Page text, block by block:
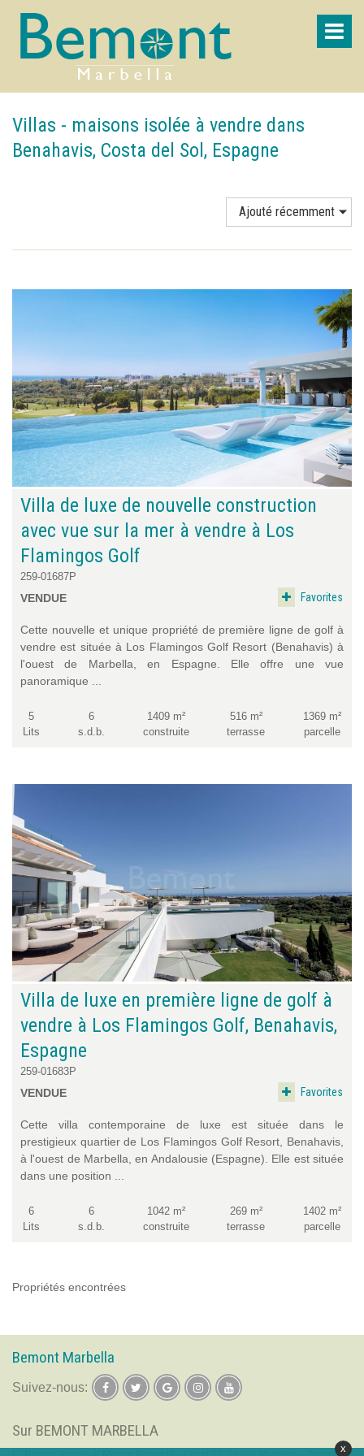
Villas - maisons isolée à vendre dans
Benahavis, Costa del Sol, Espagne
Ajouté récemment
Villa de luxe de nouvelle construction
avec vue sur la mer à vendre à Los
Flamingos Golf
259-01687P
VENDUE Favorites
Cette nouvelle et unique propriété de première ligne de golf à
vendre est située à Los Flamingos Golf Resort (Benahavis) à
l'ouest de Marbella, en Espagne. Elle offre une vue
panoramique ...
5
Lits
6
s.d.b.
1409 m²
construite
516 m²
terrasse
1369 m²
parcelle
Villa de luxe en première ligne de golf à
vendre à Los Flamingos Golf, Benahavis,
Espagne
259-01683P
VENDUE Favorites
Cette villa contemporaine de luxe est située dans le
prestigieux quartier de Los Flamingos Golf Resort, Benahavis,
à l'ouest de Marbella, en Andalousie (Espagne). Elle est située
dans une position ...
6
Lits
6
s.d.b.
1042 m²
construite
269 m²
terrasse
1402 m²
parcelle
Propriétés encontrées
Bemont Marbella
Suivez-nous:
Sur BEMONT MARBELLA
x